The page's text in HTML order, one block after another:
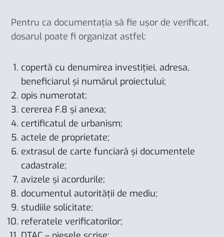
Pentru ca documentația să fie ușor de verificat,
dosarul poate fi organizat astfel:
copertă cu denumirea investiției, adresa,
beneficiarul și numărul proiectului;
opis numerotat;
cererea F.8 și anexa;
certificatul de urbanism;
actele de proprietate;
extrasul de carte funciară și documentele
cadastrale;
avizele și acordurile;
documentul autorității de mediu;
studiile solicitate;
referatele verificatorilor;